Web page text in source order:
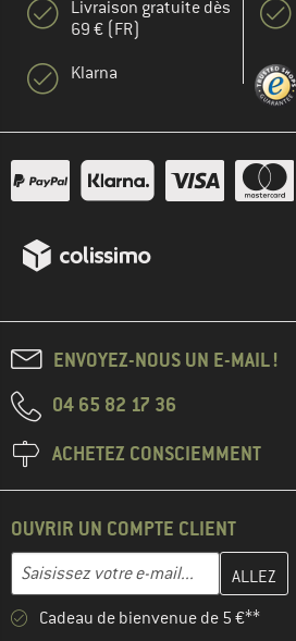
Livraison gratuite dès
69 € (FR)
Klarna
ENVOYEZ-NOUS UN E-MAIL !
04 65 82 17 36
ACHETEZ CONSCIEMMENT
OUVRIR UN COMPTE CLIENT
Adresse e-mail
Entrez votre adresse e-mail ici et
Cadeau de bienvenue de 5 €**